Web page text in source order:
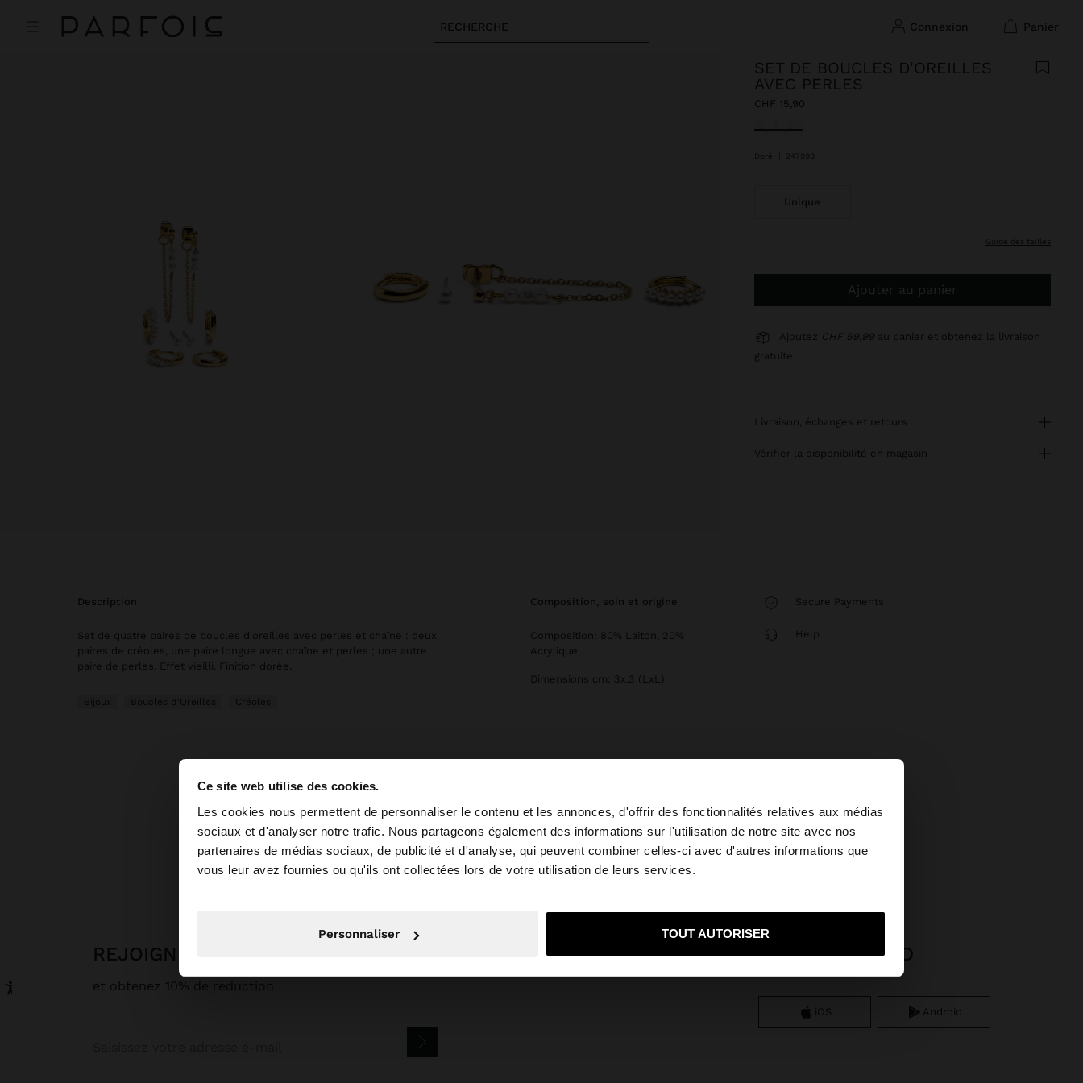
Ce site web utilise des cookies.
Les cookies nous permettent de personnaliser le contenu et les annonces, d'offrir des fonctionnalités relatives aux médias
sociaux et d'analyser notre trafic. Nous partageons également des informations sur l'utilisation de notre site avec nos
partenaires de médias sociaux, de publicité et d'analyse, qui peuvent combiner celles-ci avec d'autres informations que
vous leur avez fournies ou qu'ils ont collectées lors de votre utilisation de leurs services.
Personnaliser TOUT AUTORISER
RECHERCHE connexion panier
bonjour ×
Vous accédez au site depuis Suisse. Voulez-vous parcourir notre site au United States?
Non, je souhaite rester sur Suisse Oui, dirigez-moi vers United States
SET DE BOUCLES D'OREILLES
AVEC PERLES
CHF 15,90
sélectionné(s)
Doré 247998
Unique
guide des tailles
Ajouter au panier
Ajoutez CHF 59,99 au panier et obtenez la livraison
gratuite
livraison, échanges et retours
vérifier la disponibilité en magasin
description
Set de quatre paires de boucles d'oreilles avec perles et chaîne : deux
paires de créoles, une paire longue avec chaîne et perles ; une autre
paire de perles. Effet vieilli. Finition dorée.
Bijoux Boucles d'Oreilles Créoles
composition, soin et origine
Composition: 80% Laiton, 20%
Acrylique
Dimensions cm: 3x.3 (LxL)
Secure Payments
Help
Parfois Bijoux Boucles d'Oreilles Créoles set de boucles d'oreilles avec perles
REJOIGNEZ NOTRE NEWSLETTER
et obtenez 10% de réduction
APP DOWNLOAD
iOS Android